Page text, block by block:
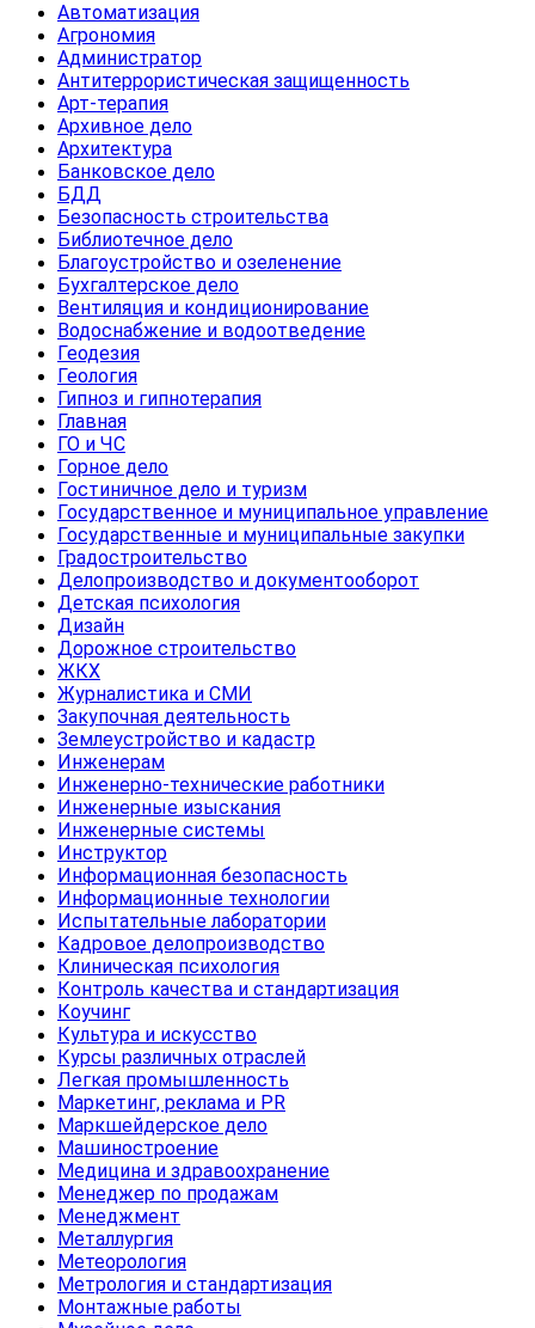
Автоматизация
Агрономия
Администратор
Антитеррористическая защищенность
Арт-терапия
Архивное дело
Архитектура
Банковское дело
БДД
Безопасность строительства
Библиотечное дело
Благоустройство и озеленение
Бухгалтерское дело
Вентиляция и кондиционирование
Водоснабжение и водоотведение
Геодезия
Геология
Гипноз и гипнотерапия
Главная
ГО и ЧС
Горное дело
Гостиничное дело и туризм
Государственное и муниципальное управление
Государственные и муниципальные закупки
Градостроительство
Делопроизводство и документооборот
Детская психология
Дизайн
Дорожное строительство
ЖКХ
Журналистика и СМИ
Закупочная деятельность
Землеустройство и кадастр
Инженерам
Инженерно-технические работники
Инженерные изыскания
Инженерные системы
Инструктор
Информационная безопасность
Информационные технологии
Испытательные лаборатории
Кадровое делопроизводство
Клиническая психология
Контроль качества и стандартизация
Коучинг
Культура и искусство
Курсы различных отраслей
Легкая промышленность
Маркетинг, реклама и PR
Маркшейдерское дело
Машиностроение
Медицина и здравоохранение
Менеджер по продажам
Менеджмент
Металлургия
Метеорология
Метрология и стандартизация
Монтажные работы